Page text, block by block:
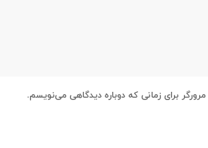
برای زمانی که دوباره دیدگاهی می‌نویسم.